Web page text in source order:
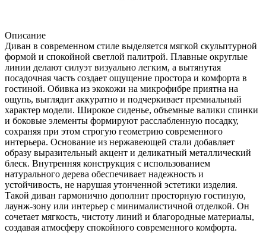
Описание
Диван в современном стиле выделяется мягкой скульптурной
формой и спокойной светлой палитрой. Плавные округлые
линии делают силуэт визуально легким, а вытянутая
посадочная часть создает ощущение простора и комфорта в
гостиной. Обивка из экокожи на микрофибре приятна на
ощупь, выглядит аккуратно и подчеркивает премиальный
характер модели. Широкое сиденье, объемные валики спинки
и боковые элементы формируют расслабленную посадку,
сохраняя при этом строгую геометрию современного
интерьера. Основание из нержавеющей стали добавляет
образу выразительный акцент и деликатный металлический
блеск. Внутренняя конструкция с использованием
натурального дерева обеспечивает надежность и
устойчивость, не нарушая утонченной эстетики изделия.
Такой диван гармонично дополнит просторную гостиную,
лаунж-зону или интерьер с минималистичной отделкой. Он
сочетает мягкость, чистоту линий и благородные материалы,
создавая атмосферу спокойного современного комфорта.